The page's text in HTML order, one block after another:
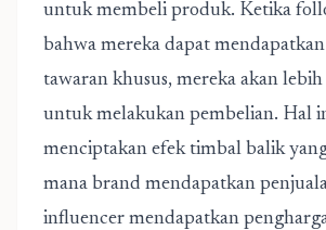
untuk membeli produk. Ketika
bahwa mereka dapat
tawaran khusus, mereka akan
untuk melakukan pembelian. Hal
menciptakan efek timbal balik
mana brand mendapatkan
influencer mendapatkan